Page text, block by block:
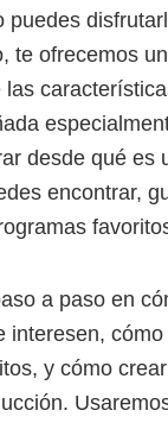
puedes
te ofrecemos
las
desde qué es
encontrar,
a paso en
interesen,
y cómo